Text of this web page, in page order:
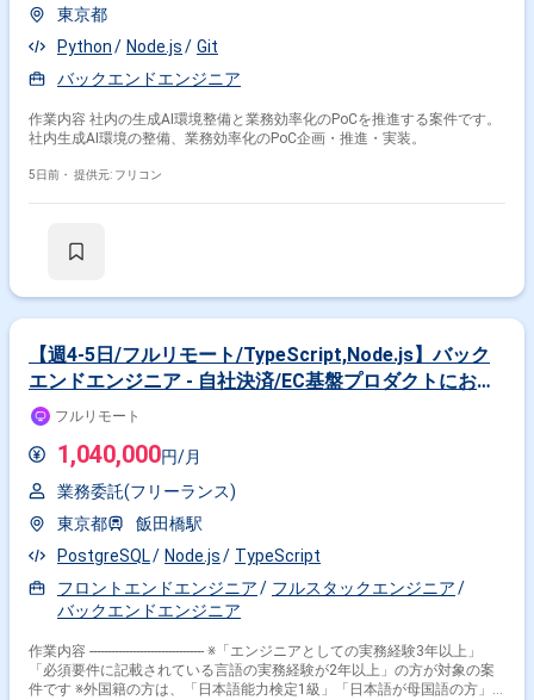
東京都
Python
Node.js
Git
バックエンドエンジニア
作業内容 社内の生成AI環境整備と業務効率化のPoCを推進する案件です。
社内生成AI環境の整備、業務効率化のPoC企画・推進・実装。
5日前・ 提供元: フリコン
【週4-5日/フルリモート/TypeScript,Node.js】バック
エンドエンジニア - 自社決済/EC基盤プロダクトにおけ
るバックエンド領域の技術リード
フルリモート
1,040,000円/月
業務委託(フリーランス)
東京都
飯田橋駅
PostgreSQL
Node.js
TypeScript
フロントエンドエンジニア
フルスタックエンジニア
バックエンドエンジニア
作業内容 -------------------------------- ※「エンジニアとしての実務経験3年以上」
「必須要件に記載されている言語の実務経験が2年以上」の方が対象の案
件です ※外国籍の方は、「日本語能力検定1級」「日本語が母国語の方」